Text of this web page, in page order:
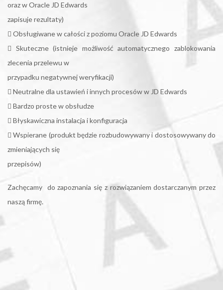
oraz w Oracle JD Edwards
zapisuje rezultaty)
 Obsługiwane w całości z poziomu Oracle JD Edwards
 Skuteczne (istnieje możliwość automatycznego zablokowania
zlecenia przelewu w
przypadku negatywnej weryfikacji)
 Neutralne dla ustawień i innych procesów w JD Edwards
 Bardzo proste w obsłudze
 Błyskawiczna instalacja i konfiguracja
 Wspierane (produkt będzie rozbudowywany i dostosowywany do
zmieniających się
przepisów)
Zachęcamy do zapoznania się z rozwiązaniem dostarczanym przez
naszą firmę.